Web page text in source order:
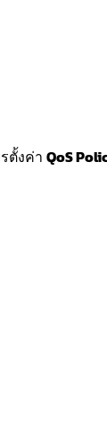
ตั้งค่า QoS